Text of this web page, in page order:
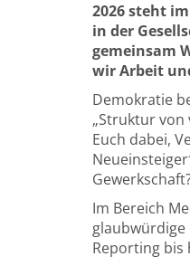
2026 steht
in der
gemeinsam
wir Arbeit
Demokratie
„Struktur von
Euch dabei,
Im Bereich
Reporting bis